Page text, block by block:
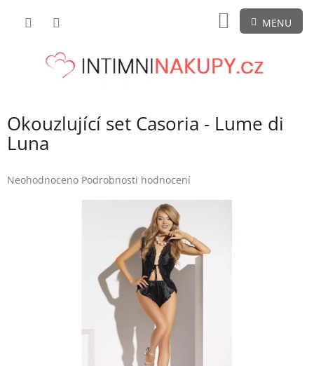
NÁKUPNÍ
KOŠÍK
Okouzlující set Casoria - Lume di
Luna
Průměrné
Neohodnoceno Podrobnosti hodnocení